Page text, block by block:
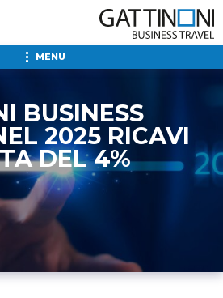
MENU
BUSINESS
2025 RICAVI
DEL 4%